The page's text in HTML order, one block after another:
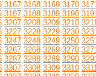
3167 3168 3169 3170
3187 3188 3189 3190
3207 3208 3209 3210
3227 3228 3229 3230
3247 3248 3249 3250
3267 3268 3269 3270
3287 3288 3289 3290
3307 3308 3309 3310